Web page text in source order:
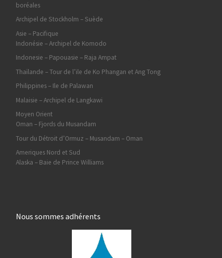
boréales
Archipel de Stockholm – Suède
Asie – Pacifique
Indonésie – Archipel de Komodo
Indonesie – Papouasie – Raja Ampat
Thaïlande – Tour de l’ile de Ko Phangan et Ang Tong
Philippines – Ile de Palawan
Malaisie – Archipel de Langkawi
Moyen Orient
Oman – Fjords du Musandam
Tour du Détroit d’Ormuz – Musandam – Oman
Ameriques Nord et Sud
Alaska – Baie de Prince Williams
Nous sommes adhérents